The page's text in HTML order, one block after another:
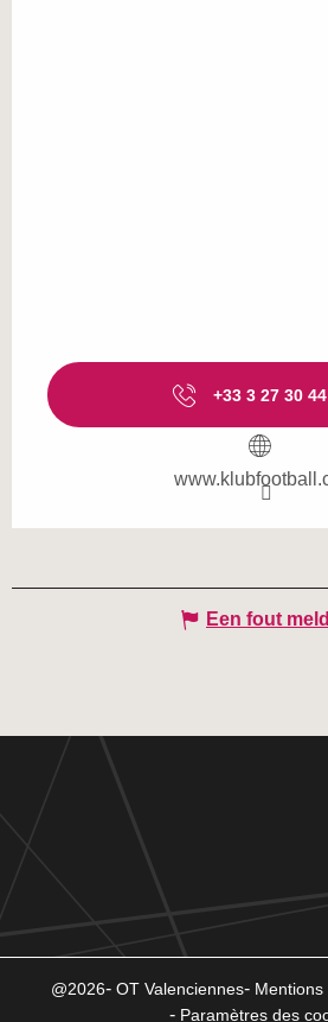
+33 3 27 30 44
Een fout
@2026 OT Valenciennes Mentions
Paramètres des